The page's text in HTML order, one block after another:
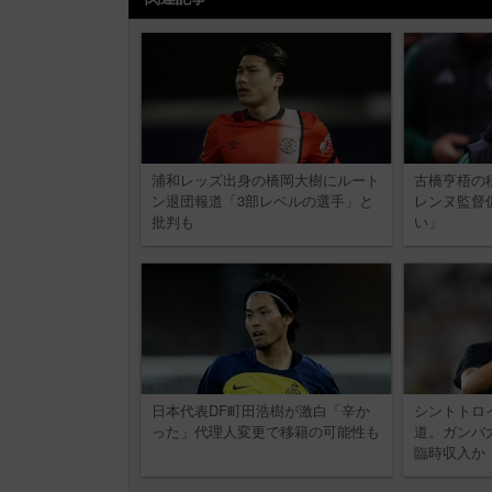
浦和レッズ出身の橋岡大樹にルート
ン退団報道「3部レベルの選手」と
批判も
古橋亨梧の
レンヌ監督
い」
日本代表DF町田浩樹が激白「辛か
った」代理人変更で移籍の可能性も
シントトロ
道。ガンバ
臨時収入か